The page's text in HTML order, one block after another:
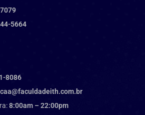
5664
8086
caa@faculdadeith.com.br
8:00am – 22:00pm